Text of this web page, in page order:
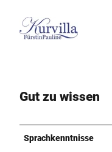
Gut zu wissen
Sprachkenntnisse